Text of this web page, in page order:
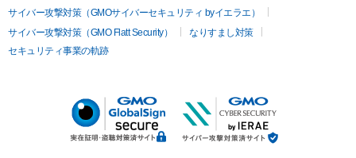
サイバー攻撃対策（GMOサイバーセキュリティ byイエラエ）
サイバー攻撃対策（GMO Flatt Security）
なりすまし対策
セキュリティ事業の軌跡